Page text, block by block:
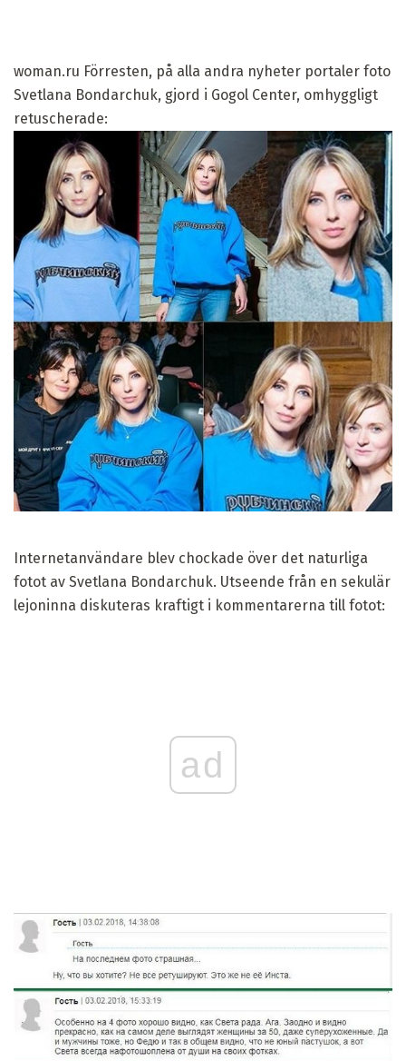
woman.ru Förresten, på alla andra nyheter portaler foto
Svetlana Bondarchuk, gjord i Gogol Center, omhyggligt
retuscherade:
Internetanvändare blev chockade över det naturliga
fotot av Svetlana Bondarchuk. Utseende från en sekulär
lejoninna diskuteras kraftigt i kommentarerna till fotot:
ad